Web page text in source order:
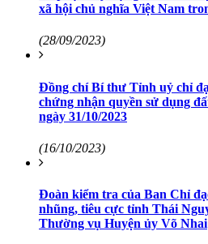
xã hội chủ nghĩa Việt Nam
(28/09/2023)
Đồng chí Bí thư Tỉnh uỷ chỉ
chứng nhận quyền sử dụng
ngày 31/10/2023
(16/10/2023)
Đoàn kiểm tra của Ban Chỉ
nhũng, tiêu cực tỉnh Thái
Thường vụ Huyện ủy Võ Nhai